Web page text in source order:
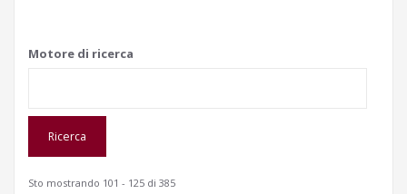
Motore di ricerca
Sto mostrando 101 - 125 di 385